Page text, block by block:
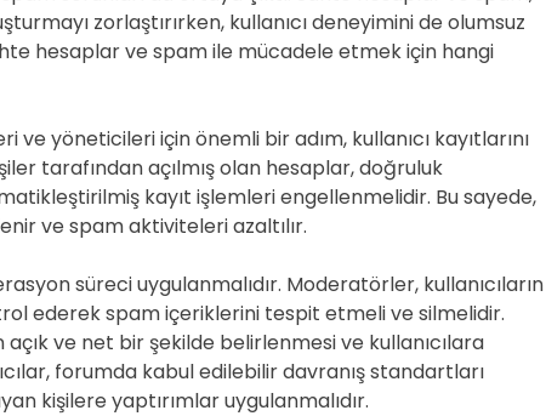
zorlaştırırken, kullanıcı deneyimini de olumsuz
hesaplar ve spam ile mücadele etmek için hangi
yöneticileri için önemli bir adım, kullanıcı kayıtlarını
tarafından açılmış olan hesaplar, doğruluk
kayıt işlemleri engellenmelidir. Bu sayede,
ve spam aktiviteleri azaltılır.
süreci uygulanmalıdır. Moderatörler, kullanıcıların
ederek spam içeriklerini tespit etmeli ve silmelidir.
açık ve net bir şekilde belirlenmesi ve kullanıcılara
forumda kabul edilebilir davranış standartları
kişilere yaptırımlar uygulanmalıdır.